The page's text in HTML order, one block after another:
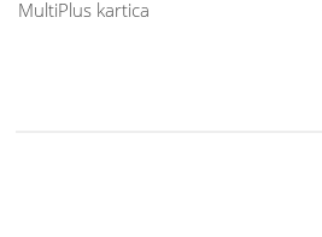
MultiPlus kartica